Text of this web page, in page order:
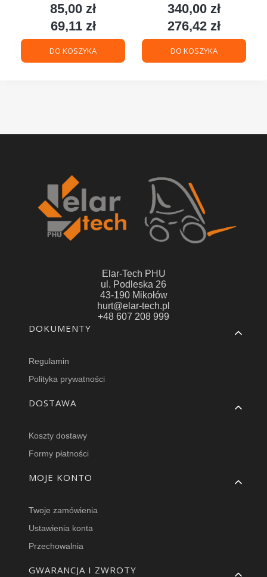
Cena
85,00 zł
Cena
69,11 zł
DO KOSZYKA
Cena
340,00 zł
Cena
276,42 zł
DO KOSZYKA
Elar-Tech PHU
ul. Podleska 26
43-190 Mikołów
hurt@elar-tech.pl
+48 607 208 999
Linki w stopce
DOKUMENTY
Regulamin
Polityka prywatności
DOSTAWA
Koszty dostawy
Formy płatności
MOJE KONTO
Twoje zamówienia
Ustawienia konta
Przechowalnia
GWARANCJA I ZWROTY